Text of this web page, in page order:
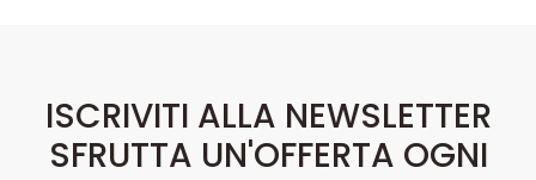
ISCRIVITI ALLA NEWSLETTER
SFRUTTA UN'OFFERTA OGNI